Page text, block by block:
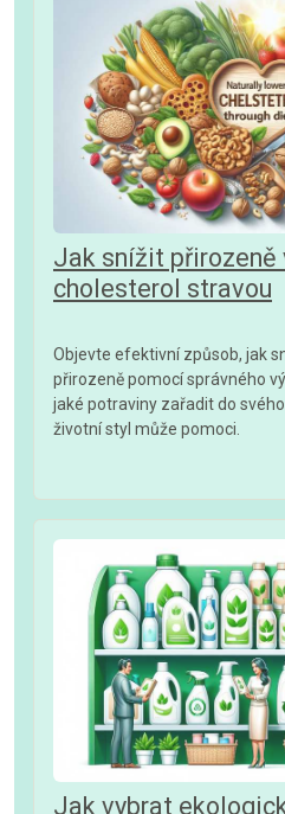
Jak snížit přirozeně
cholesterol stravou
Objevte efektivní způsob, jak
přirozeně pomocí správného
jaké potraviny zařadit do
životní styl může pomoci.
Jak vybrat